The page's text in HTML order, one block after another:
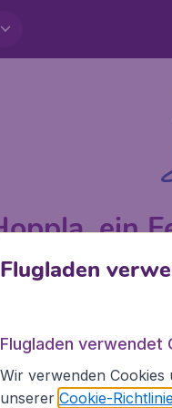
ein
Flugladen
Flugladen verwendet
Wir verwenden Cookies
unserer Cookie-